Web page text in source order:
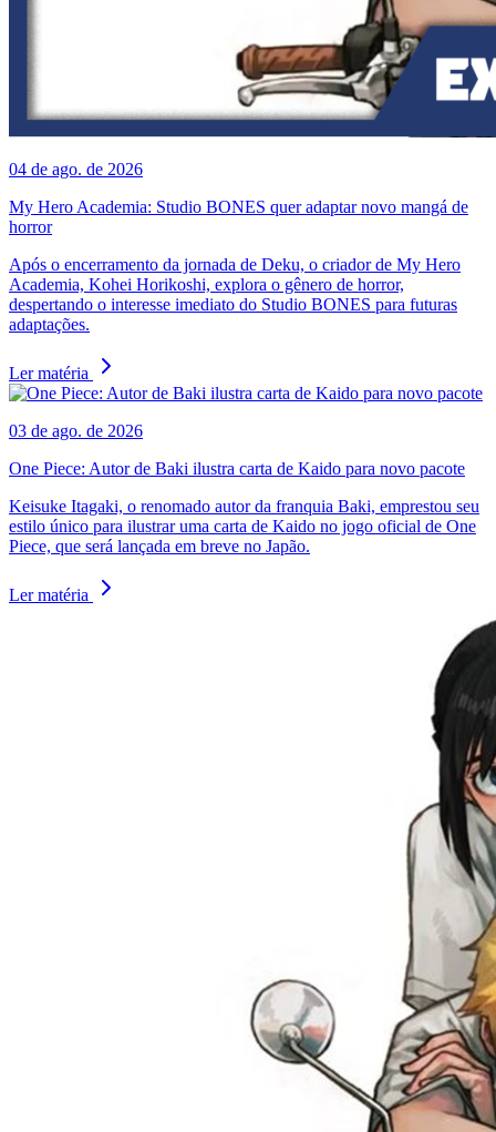
04 de ago. de 2026
My Hero Academia: Studio BONES quer adaptar novo mangá de
horror
Após o encerramento da jornada de Deku, o criador de My Hero
Academia, Kohei Horikoshi, explora o gênero de horror,
despertando o interesse imediato do Studio BONES para futuras
adaptações.
Ler matéria
03 de ago. de 2026
One Piece: Autor de Baki ilustra carta de Kaido para novo pacote
Keisuke Itagaki, o renomado autor da franquia Baki, emprestou seu
estilo único para ilustrar uma carta de Kaido no jogo oficial de One
Piece, que será lançada em breve no Japão.
Ler matéria